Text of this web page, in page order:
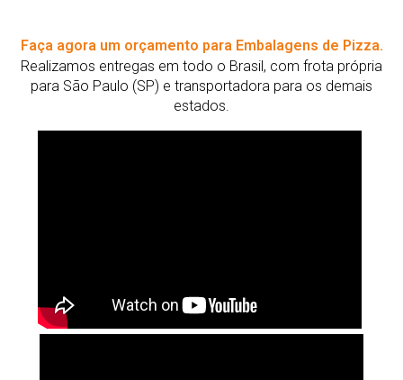
Faça agora um orçamento para Embalagens de Pizza.
Realizamos entregas em todo o Brasil, com frota própria
para São Paulo (SP) e transportadora para os demais
estados.